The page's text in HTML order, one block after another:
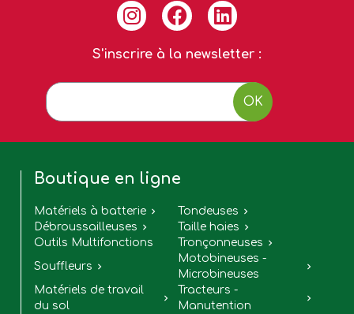
S'inscrire à la newsletter :
OK
Boutique en ligne
Matériels à batterie  Tondeuses 
Débroussailleuses  Taille haies 
Outils Multifonctions Tronçonneuses 
Souffleurs 
Motobineuses -
Microbineuses

Matériels de travail
du sol

Tracteurs -
Manutention
